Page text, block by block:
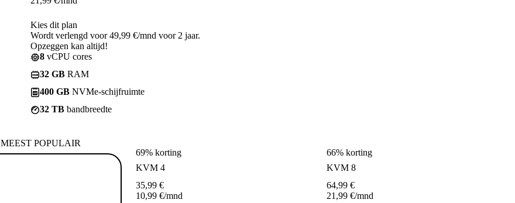
Kies dit plan
Wordt verlengd voor 49,99 €/mnd voor 2 jaar.
Opzeggen kan altijd!
8 vCPU cores
32 GB RAM
400 GB NVMe-schijfruimte
32 TB bandbreedte
MEEST POPULAIR
69% korting
KVM 4
35,99 €
10,99 €/mnd
66% korting
KVM 8
64,99 €
21,99 €/mnd